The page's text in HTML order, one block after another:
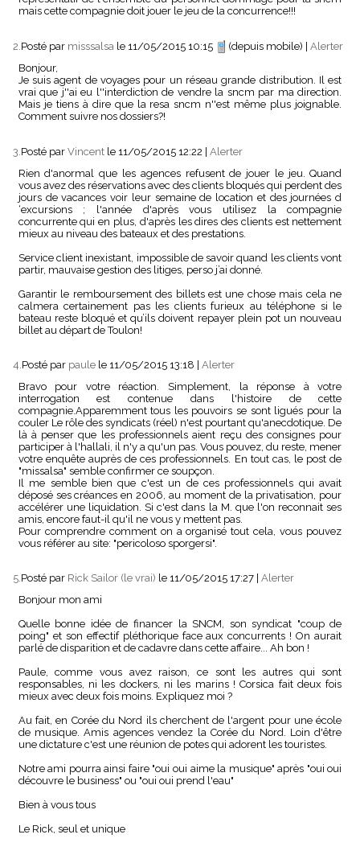
mais cette compagnie doit jouer le jeu de la concurrence!!!
2. Posté par misssalsa le 11/05/2015 10:15 (depuis mobile) | Alerter
Bonjour,
Je suis agent de voyages pour un réseau grande distribution. Il est
vrai que j''ai eu l''interdiction de vendre la sncm par ma direction.
Mais je tiens à dire que la resa sncm n''est même plus joignable.
Comment suivre nos dossiers?!
3. Posté par Vincent le 11/05/2015 12:22
Alerter
Rien d'anormal que les agences refusent de jouer le jeu. Quand
vous avez des réservations avec des clients bloqués qui perdent des
jours de vacances voir leur semaine de location et des journées d
‘excursions ; l'année d'après vous utilisez la compagnie
concurrente qui en plus, d'après les dires des clients est nettement
mieux au niveau des bateaux et des prestations.
Service client inexistant, impossible de savoir quand les clients vont
partir, mauvaise gestion des litiges, perso j’ai donné.
Garantir le remboursement des billets est une chose mais cela ne
calmera certainement pas les clients furieux au téléphone si le
bateau reste bloqué et qu’ils doivent repayer plein pot un nouveau
billet au départ de Toulon!
4.Posté par paule le 11/05/2015 13:18
Alerter
Bravo pour votre réaction. Simplement, la réponse à votre
interrogation est contenue dans l'histoire de cette
compagnie.Apparemment tous les pouvoirs se sont ligués pour la
couler Le rôle des syndicats (réel) n'est pourtant qu'anecdotique. De
là à penser que les professionnels aient reçu des consignes pour
participer à l'hallali, il n'y a qu'un pas. Vous pouvez, du reste, mener
votre enquête auprès de ces professionnels. En tout cas, le post de
"missalsa" semble confirmer ce soupçon.
Il me semble bien que c'est un de ces professionnels qui avait
déposé ses créances en 2006, au moment de la privatisation, pour
accélérer une liquidation. Si c'est dans la M. que l'on reconnait ses
amis, encore faut-il qu'il ne vous y mettent pas.
Pour comprendre comment on a organisé tout cela, vous pouvez
vous référer au site: "pericoloso sporgersi".
5.Posté par Rick Sailor (le vrai) le 11/05/2015 17:27 Alerter
Bonjour mon ami
Quelle bonne idée de financer la SNCM, son syndicat "coup de
poing" et son effectif pléthorique face aux concurrents ! On aurait
parlé de disparition et de cadavre dans cette affaire... Ah bon !
Paule, comme vous avez raison, ce sont les autres qui sont
responsables, ni les dockers, ni les marins ! Corsica fait deux fois
mieux avec deux fois moins. Expliquez moi ?
Au fait, en Corée du Nord ils cherchent de l'argent pour une école
de musique. Amis agences vendez la Corée du Nord. Loin d'être
une dictature c'est une réunion de potes qui adorent les touristes.
Notre ami pourra ainsi faire "oui oui aime la musique" après "oui oui
découvre le business" ou "oui oui prend l'eau"
Bien à vous tous
Le Rick, seul et unique